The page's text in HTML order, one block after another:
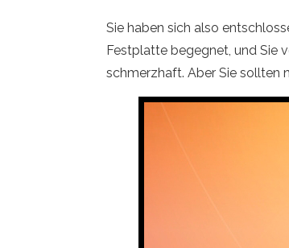
Sie haben sich also
Festplatte begegnet, und Sie
schmerzhaft. Aber Sie sollten